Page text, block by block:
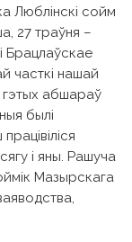
Люблінскі сойм
27 траўня –
Брацлаўскае
часткі нашай
абшараў
былі
і яны. Рашуча
Мазырскага